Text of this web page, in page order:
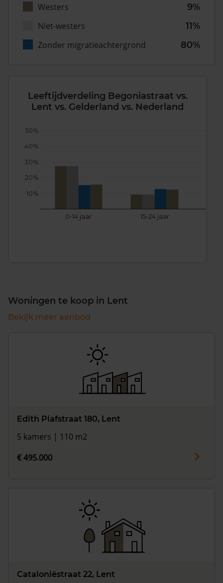
Westers
9%
Niet-westers
11%
Zonder migratieachtergrond
80%
Leeftijdverdeling Begoniastraat vs.
Lent vs. Gelderland vs. Nederland
0-14 jaar 15-24 jaar
10%
20%
30%
40%
50%
Woningen te koop in Lent
Bekijk meer aanbod
Edith Piafstraat 180, Lent
5 kamers | 110 m2
€ 495.000
Cataloniëstraat 22, Lent